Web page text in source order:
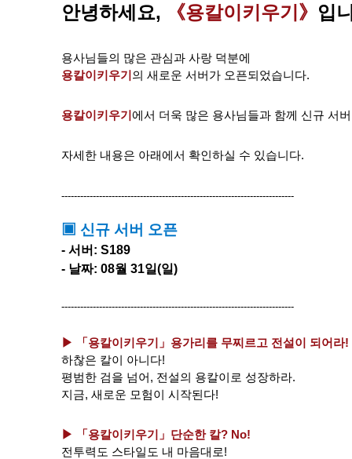
안녕하세요,
《용칼이키우기 》 입
용사님들의 많은 관심과 사랑 덕분에
용칼이키우기의 새로운 서버가 오픈되었습니다.
용칼이키우기에서 더욱 많은 용사님들과 함께 신규 서
자세한 내용은 아래에서 확인하실 수 있습니다.
--------------------------------------------------------------------------
▣ 신규 서버 오픈
- 서버: S189
- 날짜: 08월 31일(일)
--------------------------------------------------------------------------
▶ 「용칼이키우기」 용가리를 무찌르고 전설이 되어라!
하찮은 칼이 아니다!
평범한 검을 넘어, 전설의 용칼이로 성장하라.
지금, 새로운 모험이 시작된다!
▶ 「용칼이키우기」 단순한 칼? No!
전투력도 스타일도 내 마음대로!